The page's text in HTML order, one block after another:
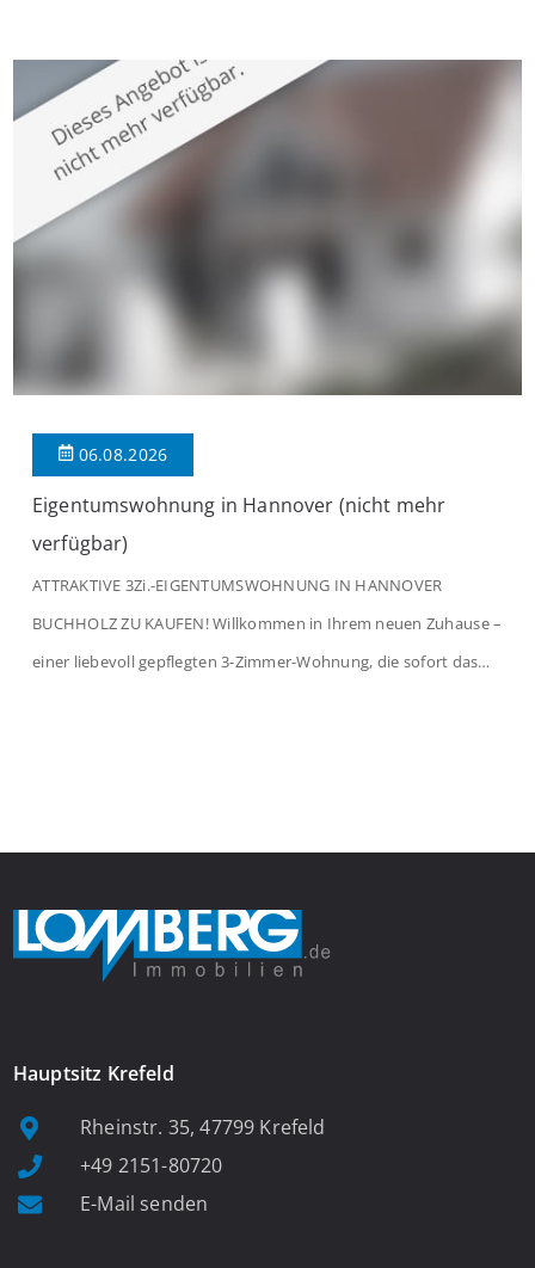
großzügige Räume und eine hochwertige Ausstattung, die
modernen Wohnkomfort mit einem stilvollen Ambiente
verbindet. Der […]
06.08.2026
Eigentumswohnung in Hannover (nicht mehr
verfügbar)
ATTRAKTIVE 3Zi.-EIGENTUMSWOHNUNG IN HANNOVER
BUCHHOLZ ZU KAUFEN! Willkommen in Ihrem neuen Zuhause –
einer liebevoll gepflegten 3-Zimmer-Wohnung, die sofort das
Hauptsitz Krefeld
Rheinstr. 35, 47799 Krefeld
+49 2151-80720
E-Mail senden